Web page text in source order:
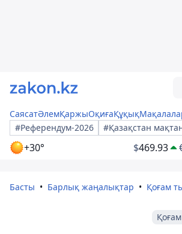
СаясатӘлемҚаржыОқиғаҚұқық
#Референдум-2026
#Қазақстан
+30° $469.93
Басты Барлық жаңалықтар Қоғам
Қоғам